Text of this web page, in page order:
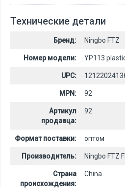
Технические детали
Бренд: Ningbo FTZ
Номер модели: YP113
UPC:
MPN: 92
Артикул
продавца:
92
Формат поставки: оптом
Производитель: Ningbo FTZ
Страна
происхождения:
China